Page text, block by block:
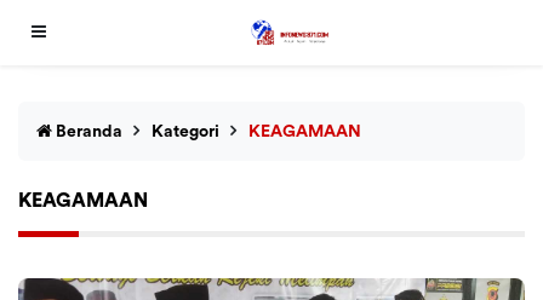
Beranda Kategori KEAGAMAAN
KEAGAMAAN